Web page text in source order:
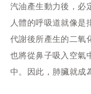
汽油產生動力後，必
人體的呼吸道就像是
代謝後所產生的二氧
也將從鼻子吸入空氣
中。因此，肺臟就成